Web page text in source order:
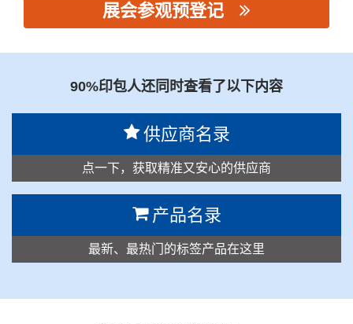
展会参观预登记
90%印包人还同时查看了以下内容
供应商名录
点一下，获取精准又安心的供应商
产品名录
最新、最热门的标签产品在这里